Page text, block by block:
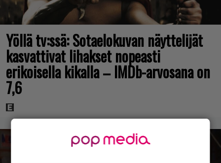
Yöllä tv:ssä: Sotaelokuvan näyttelijät
kasvattivat lihakset nopeasti
erikoisella kikalla – IMDb-arvosana on
7,6